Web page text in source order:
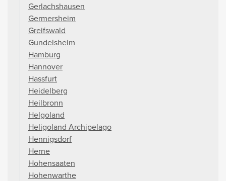
Gerlachshausen
Germersheim
Greifswald
Gundelsheim
Hamburg
Hannover
Hassfurt
Heidelberg
Heilbronn
Helgoland
Heligoland Archipelago
Hennigsdorf
Herne
Hohensaaten
Hohenwarthe